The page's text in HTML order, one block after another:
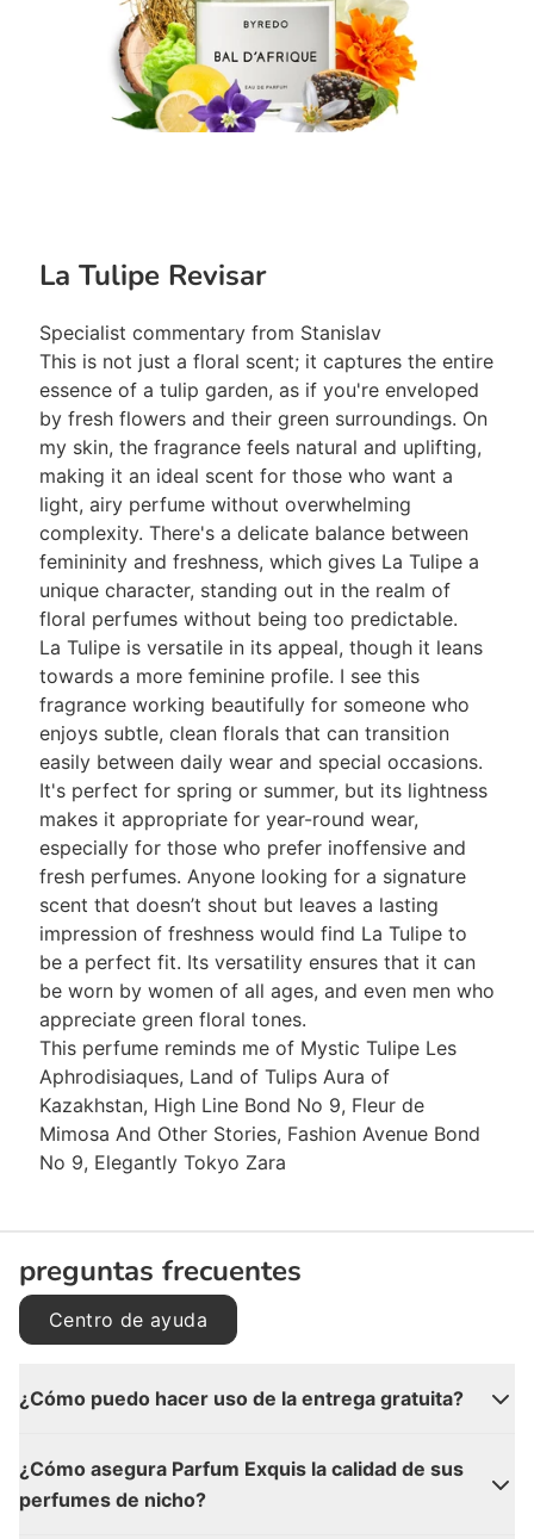
La Tulipe Revisar
Specialist commentary from Stanislav
This is not just a floral scent; it captures the entire
essence of a tulip garden, as if you're enveloped
by fresh flowers and their green surroundings. On
my skin, the fragrance feels natural and uplifting,
making it an ideal scent for those who want a
light, airy perfume without overwhelming
complexity. There's a delicate balance between
femininity and freshness, which gives La Tulipe a
unique character, standing out in the realm of
floral perfumes without being too predictable.
La Tulipe is versatile in its appeal, though it leans
towards a more feminine profile. I see this
fragrance working beautifully for someone who
enjoys subtle, clean florals that can transition
easily between daily wear and special occasions.
It's perfect for spring or summer, but its lightness
makes it appropriate for year-round wear,
especially for those who prefer inoffensive and
fresh perfumes. Anyone looking for a signature
scent that doesn’t shout but leaves a lasting
impression of freshness would find La Tulipe to
be a perfect fit. Its versatility ensures that it can
be worn by women of all ages, and even men who
appreciate green floral tones.
This perfume reminds me of Mystic Tulipe Les
Aphrodisiaques, Land of Tulips Aura of
Kazakhstan, High Line Bond No 9, Fleur de
Mimosa And Other Stories, Fashion Avenue Bond
No 9, Elegantly Tokyo Zara
preguntas frecuentes
Centro de ayuda
¿Cómo puedo hacer uso de la entrega gratuita?
¿Cómo asegura Parfum Exquis la calidad de sus
perfumes de nicho?